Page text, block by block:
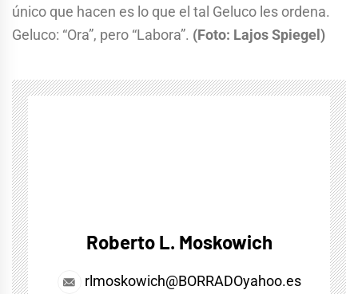
único que hacen es lo que el tal Geluco les ordena.
Geluco: “Ora”, pero “Labora”. (Foto: Lajos Spiegel)
Roberto L. Moskowich
rlmoskowich@BORRADOyahoo.es